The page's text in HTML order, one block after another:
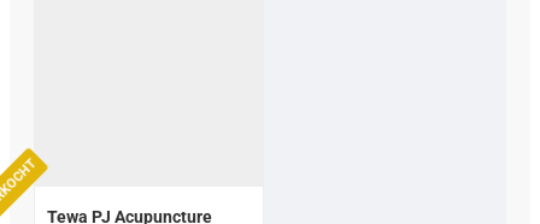
Tewa PJ Acupuncture